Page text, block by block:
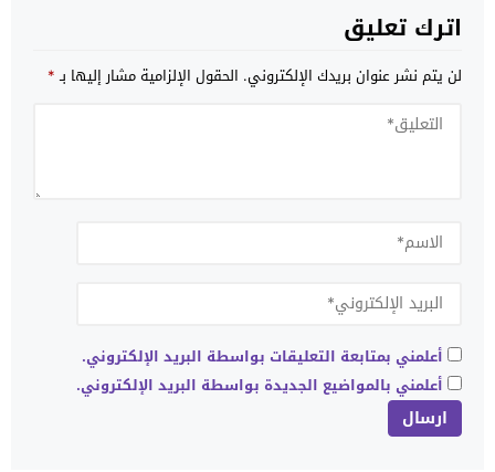
اترك تعليق
لن يتم نشر عنوان بريدك الإلكتروني. الحقول الإلزامية مشار إليها بـ*
أعلمني بمتابعة التعليقات بواسطة البريد الإلكتروني.
أعلمني بالمواضيع الجديدة بواسطة البريد الإلكتروني.